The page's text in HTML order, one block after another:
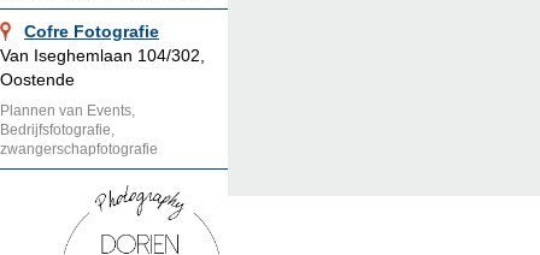
Cofre Fotografie
Van Iseghemlaan 104/302,
Oostende
Plannen van Events,
Bedrijfsfotografie,
zwangerschapfotografie